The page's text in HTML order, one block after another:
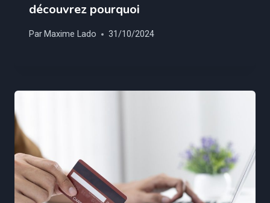
découvrez pourquoi
Par Maxime Lado 31/10/2024